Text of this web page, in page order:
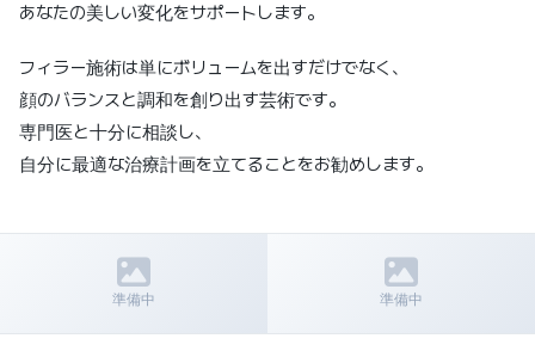
あなたの美しい変化をサポートします。
フィラー施術は単にボリュームを出すだけでなく、
顔のバランスと調和を創り出す芸術です。
専門医と十分に相談し、
自分に最適な治療計画を立てることをお勧めします。
鼻整形と輪郭整形（頬、顎）同時
手術の1ヶ月目のリアルな感想 | 腫
準備中
2024年コラーゲンブースター施術
ガイド | 種類・効果・価格比較 -
準備中